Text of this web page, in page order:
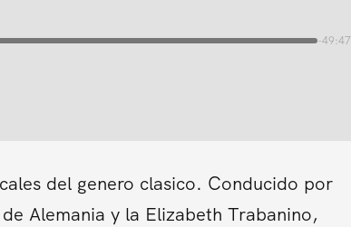
-49:47
del genero clasico. Conducido por
Alemania y la Elizabeth Trabanino,